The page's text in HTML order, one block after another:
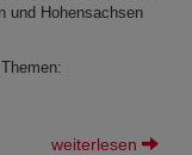
und Hohensachsen
weiterlesen